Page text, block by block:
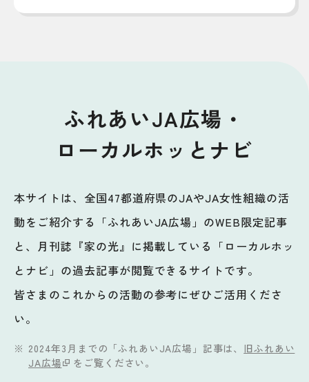
ふれあいJA広場・
ローカルホッとナビ
本サイトは、全国47都道府県のJAやJA女性組織の活
動をご紹介する「ふれあいJA広場」のWEB限定記事
と、月刊誌『家の光』に掲載している「ローカルホッ
とナビ」の過去記事が閲覧できるサイトです。
皆さまのこれからの活動の参考にぜひご活用くださ
い。
2024年3月までの「ふれあいJA広場」記事は、 旧ふれあい
JA広場
をご覧ください。